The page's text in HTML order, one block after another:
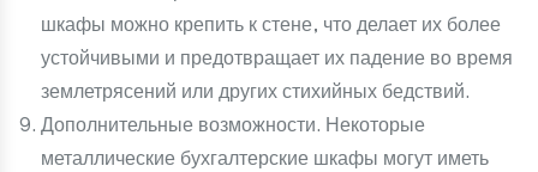
шкафы можно крепить к стене, что делает их более
устойчивыми и предотвращает их падение во время
землетрясений или других стихийных бедствий.
Дополнительные возможности. Некоторые
металлические бухгалтерские шкафы могут иметь